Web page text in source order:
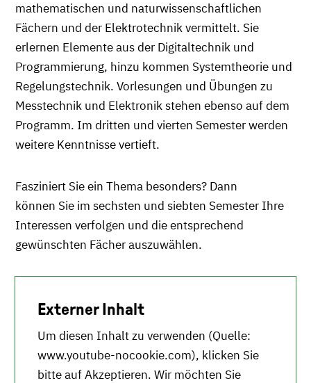
mathematischen und naturwissenschaftlichen
Fächern und der Elektrotechnik vermittelt. Sie
erlernen Elemente aus der Digitaltechnik und
Programmierung, hinzu kommen Systemtheorie und
Regelungstechnik. Vorlesungen und Übungen zu
Messtechnik und Elektronik stehen ebenso auf dem
Programm. Im dritten und vierten Semester werden
weitere Kenntnisse vertieft.
Fasziniert Sie ein Thema besonders? Dann
können Sie im sechsten und siebten Semester Ihre
Interessen verfolgen und die entsprechend
gewünschten Fächer auszuwählen.
Externer Inhalt
Um diesen Inhalt zu verwenden (Quelle:
www.youtube-nocookie.com), klicken Sie
bitte auf Akzeptieren. Wir möchten Sie